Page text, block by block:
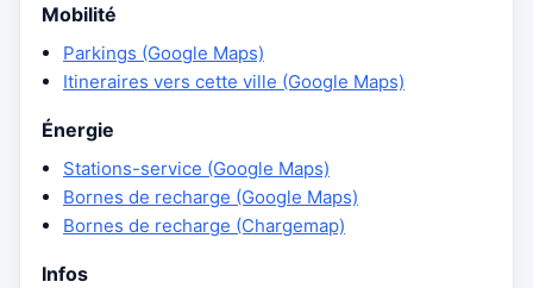
Mobilité
Parkings (Google Maps)
Itineraires vers cette ville (Google Maps)
Énergie
Stations-service (Google Maps)
Bornes de recharge (Google Maps)
Bornes de recharge (Chargemap)
Infos